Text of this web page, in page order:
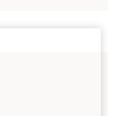
amateurs de caractère. Une